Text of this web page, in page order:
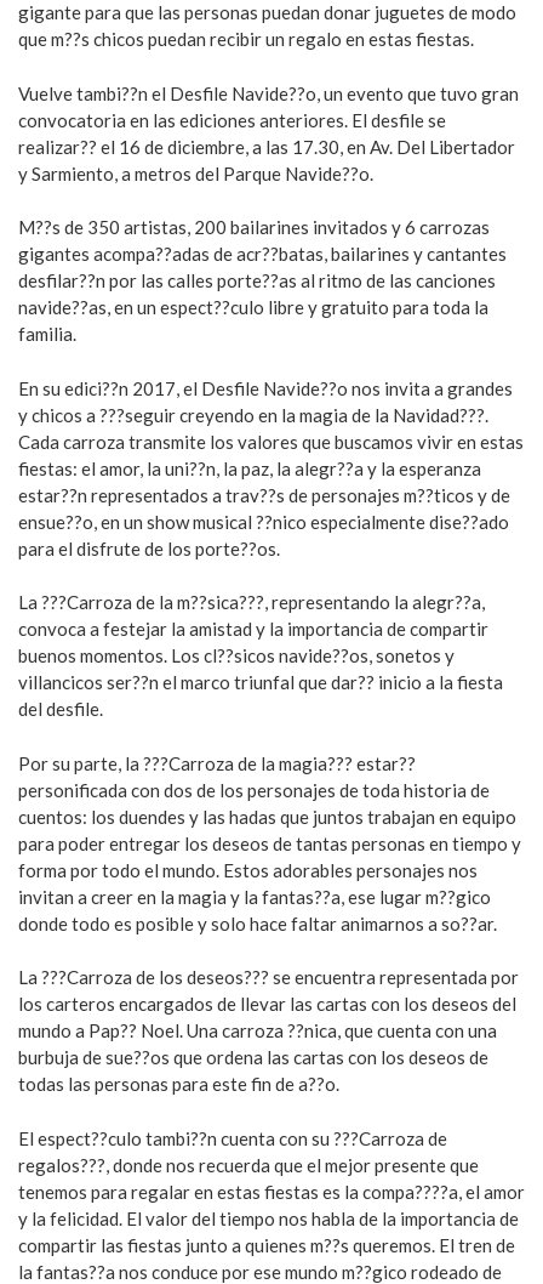
gigante para que las personas puedan donar juguetes de modo
que m??s chicos puedan recibir un regalo en estas fiestas.
Vuelve tambi??n el Desfile Navide??o, un evento que tuvo gran
convocatoria en las ediciones anteriores. El desfile se
realizar?? el 16 de diciembre, a las 17.30, en Av. Del Libertador
y Sarmiento, a metros del Parque Navide??o.
M??s de 350 artistas, 200 bailarines invitados y 6 carrozas
gigantes acompa??adas de acr??batas, bailarines y cantantes
desfilar??n por las calles porte??as al ritmo de las canciones
navide??as, en un espect??culo libre y gratuito para toda la
familia.
En su edici??n 2017, el Desfile Navide??o nos invita a grandes
y chicos a ???seguir creyendo en la magia de la Navidad???.
Cada carroza transmite los valores que buscamos vivir en estas
fiestas: el amor, la uni??n, la paz, la alegr??a y la esperanza
estar??n representados a trav??s de personajes m??ticos y de
ensue??o, en un show musical ??nico especialmente dise??ado
para el disfrute de los porte??os.
La ???Carroza de la m??sica???, representando la alegr??a,
convoca a festejar la amistad y la importancia de compartir
buenos momentos. Los cl??sicos navide??os, sonetos y
villancicos ser??n el marco triunfal que dar?? inicio a la fiesta
del desfile.
Por su parte, la ???Carroza de la magia??? estar??
personificada con dos de los personajes de toda historia de
cuentos: los duendes y las hadas que juntos trabajan en equipo
para poder entregar los deseos de tantas personas en tiempo y
forma por todo el mundo. Estos adorables personajes nos
invitan a creer en la magia y la fantas??a, ese lugar m??gico
donde todo es posible y solo hace faltar animarnos a so??ar.
La ???Carroza de los deseos??? se encuentra representada por
los carteros encargados de llevar las cartas con los deseos del
mundo a Pap?? Noel. Una carroza ??nica, que cuenta con una
burbuja de sue??os que ordena las cartas con los deseos de
todas las personas para este fin de a??o.
El espect??culo tambi??n cuenta con su ???Carroza de
regalos???, donde nos recuerda que el mejor presente que
tenemos para regalar en estas fiestas es la compa????a, el amor
y la felicidad. El valor del tiempo nos habla de la importancia de
compartir las fiestas junto a quienes m??s queremos. El tren de
la fantas??a nos conduce por ese mundo m??gico rodeado de